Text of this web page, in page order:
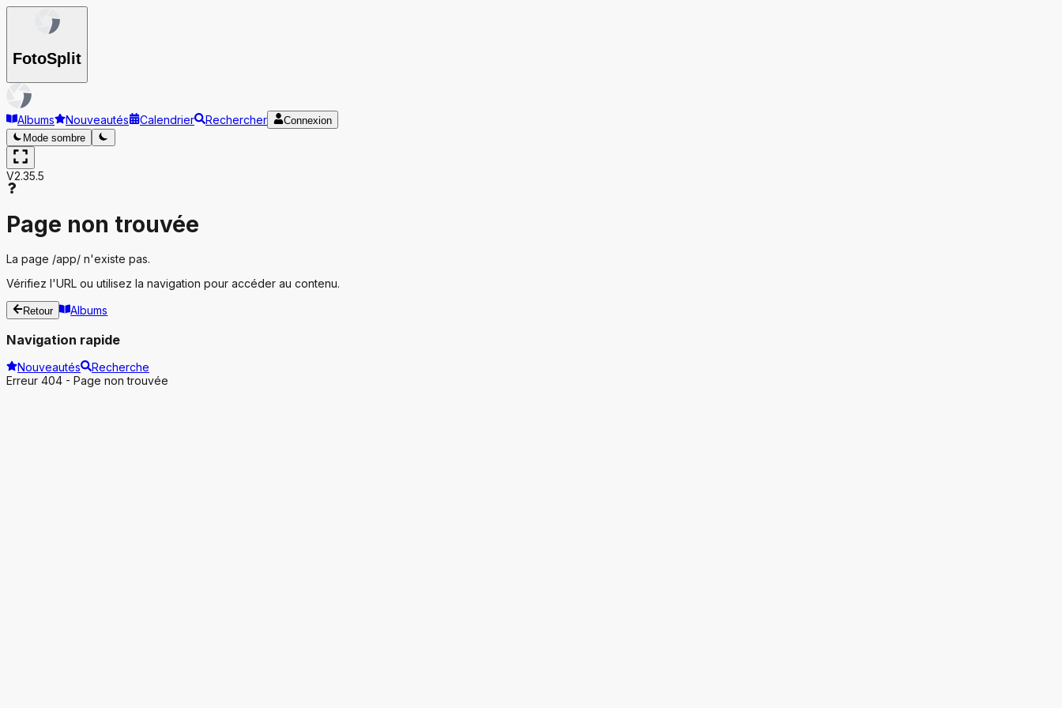
FotoSplit
Albums Nouveautés Calendrier Rechercher
Connexion
Mode sombre
V2.35.5
Page non trouvée
La page /app/ n'existe pas.
Vérifiez l'URL ou utilisez la navigation pour accéder au contenu.
Retour Albums
Navigation rapide
Nouveautés
Recherche
Erreur 404 - Page non trouvée